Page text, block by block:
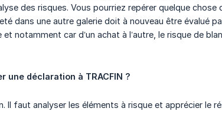
des risques. Vous pourriez repérer quelque
dans une autre galerie doit à nouveau être évalué
notamment car d’un achat à l’autre, le risque de
une déclaration à TRACFIN ?
faut analyser les éléments à risque et apprécier le